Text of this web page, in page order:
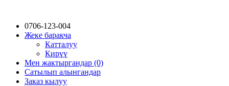
0706-123-004
Жеке баракча
Катталуу
Кирүү
Мен жактыргандар (0)
Сатылып алынгандар
Заказ кылуу